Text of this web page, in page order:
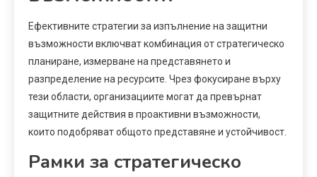
Ефективните стратегии за изпълнение на защитни
възможности включват комбинация от стратегическо
планиране, измерване на представянето и
разпределение на ресурсите. Чрез фокусиране върху
тези области, организациите могат да превърнат
защитните действия в проактивни възможности,
които подобряват общото представяне и устойчивост.
Рамки за стратегическо